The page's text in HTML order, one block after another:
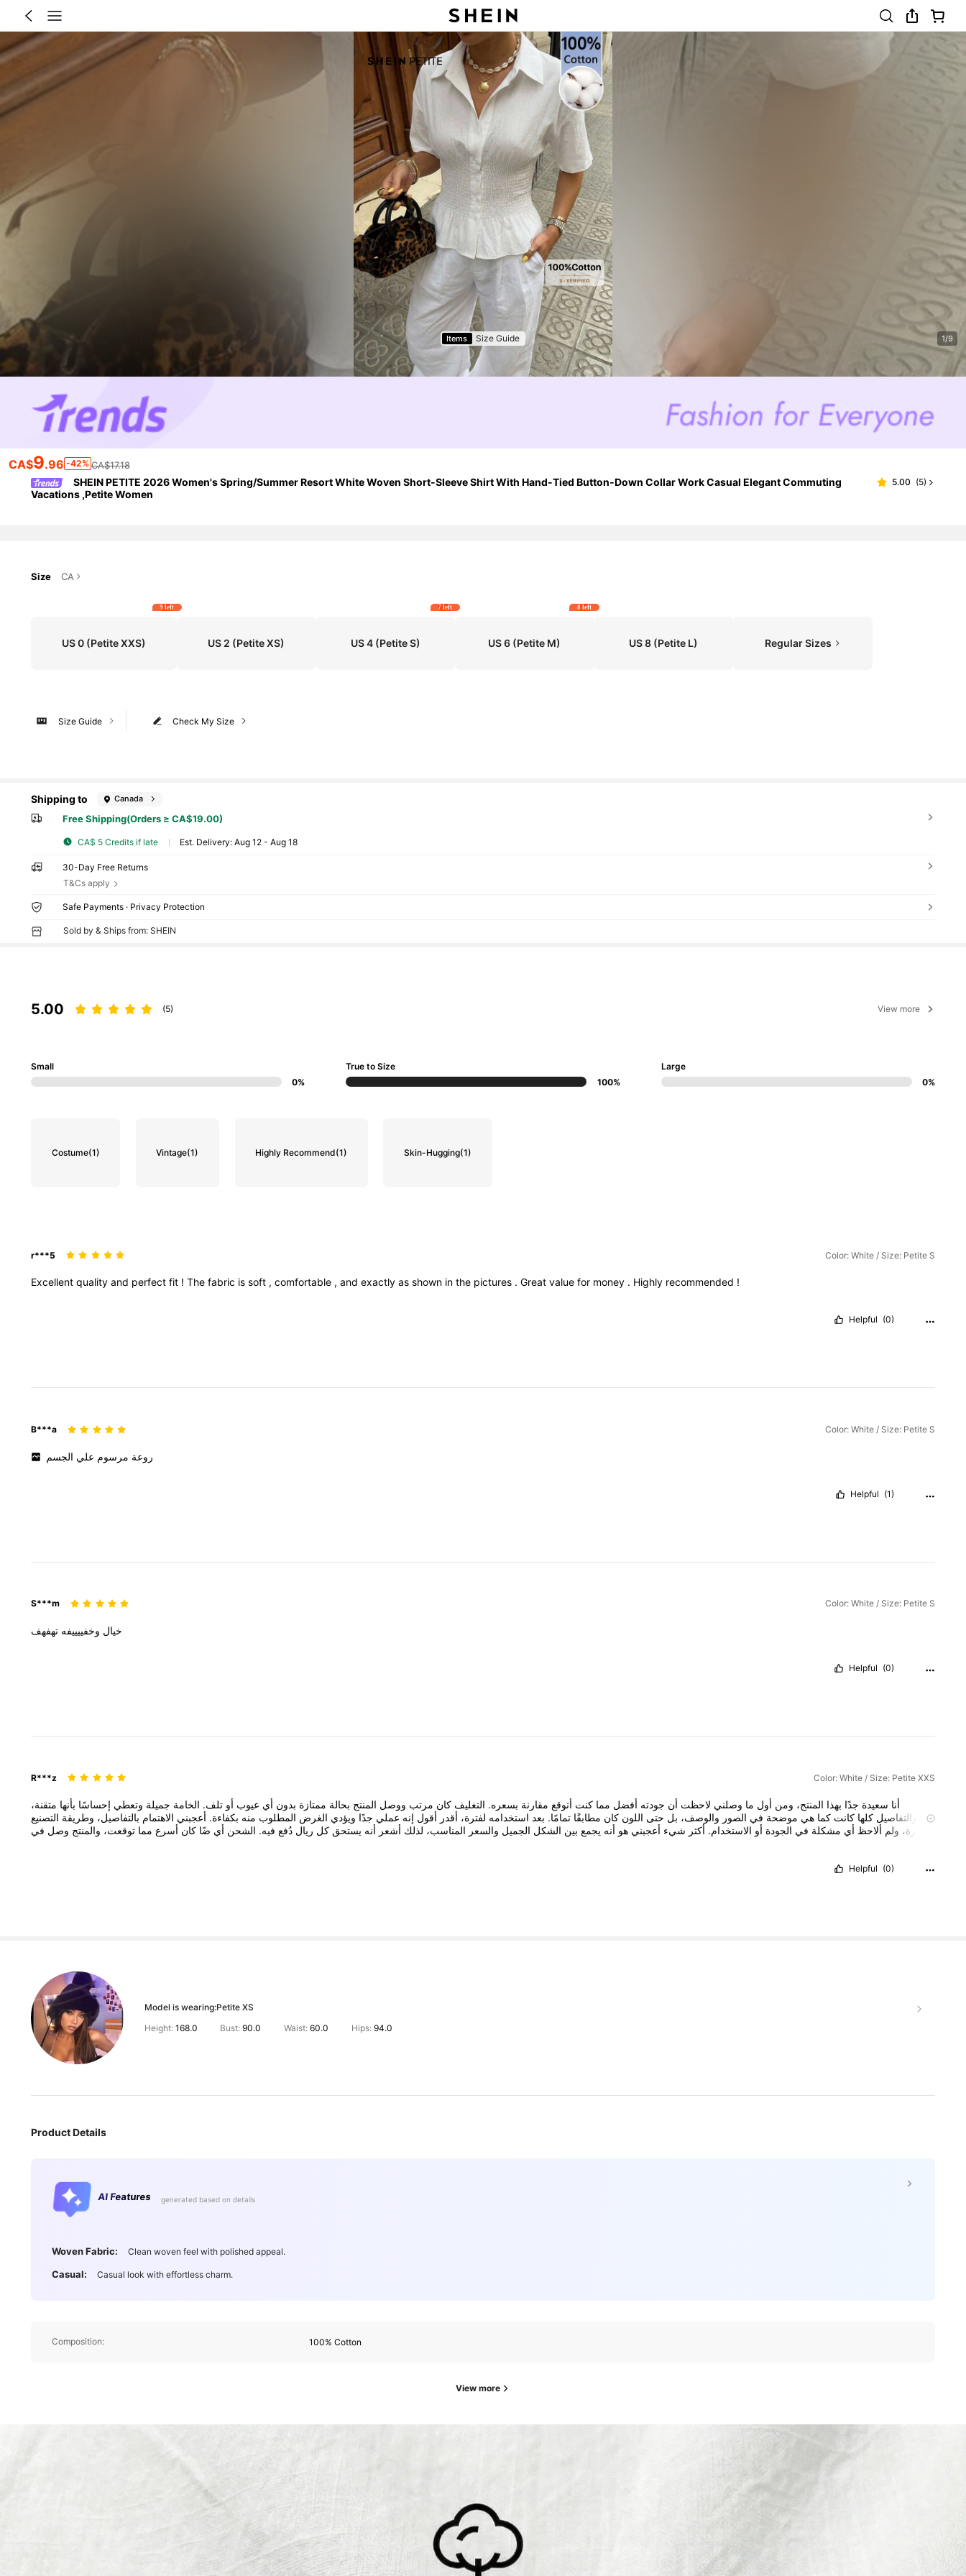
Items Size Guide 1/9
CA$9.96 -42% CA$17.18
SHEIN PETITE 2026 Women's Spring/Summer Resort White Woven Short-Sleeve Shirt With Hand-Tied Button-Down Collar Work Casual Elegant Commuting
Vacations ,Petite Women
5.00 (5)
Size CA
US 0 (Petite XXS)
9 left
US 2 (Petite XS) US 4(Petite S)
7 left
US 6 (Petite M)
8 left
US 8 (Petite L) Regular Sizes
Check My Size
Size Guide
Shipping to Canada
Free Shipping(Orders ≥ CA$19.00)
CA$ 5 Credits if late ​Est. Delivery:Aug 12 - Aug 18
30-Day Free Returns
T&Cs apply
Safe Payments · Privacy Protection
Sold by & Ships from: SHEIN
5.00 (5) View more
Small
0%
True to Size
100%
Large
0%
Costume(1) Vintage(1) Highly Recommend(1) Skin-Hugging(1)
r***5 Color: White / Size: Petite S
Excellent quality and perfect fit ! The fabric is soft , comfortable , and exactly as shown in the pictures . Great value for money . Highly recommended !
Helpful (0)
B***a Color: White / Size: Petite S
روعة مرسوم علي الجسم
Helpful (1)
S***m Color: White / Size: Petite S
خيال وخفييييفه تهفهف
Helpful (0)
R***z Color: White / Size: Petite XXS
أنا سعيدة جدًا بهذا المنتج، ومن أول ما وصلني لاحظت أن جودته أفضل مما كنت أتوقع مقارنة بسعره. التغليف كان مرتب ووصل المنتج بحالة ممتازة بدون أي عيوب أو تلف. الخامة جميلة وتعطي إحساسًا بأنها متقنة،
والتفاصيل كلها كانت كما هي موضحة في الصور والوصف، بل حتى اللون كان مطابقًا تمامًا. بعد استخدامه لفترة، أقدر أقول إنه عملي جدًا ويؤدي الغرض المطلوب منه بكفاءة. أعجبني الاهتمام بالتفاصيل، وطريقة التصنيع
ممتازة، ولم ألاحظ أي مشكلة في الجودة أو الاستخدام. أكثر شيء أعجبني هو أنه يجمع بين الشكل الجميل والسعر المناسب، لذلك أشعر أنه يستحق كل ريال دُفع فيه. الشحن أي ضًا كان أسرع مما توقعت، والمنتج وصل في
Helpful (0)
Model is wearing:Petite XS
Height: 168.0 Bust:90.0 Waist: 60.0 Hips: 94.0
Product Details
AI Features generated based on details
Woven Fabric: Clean woven feel with polished appeal.
Casual: Casual look with effortless charm.
Composition: 100% Cotton
View more